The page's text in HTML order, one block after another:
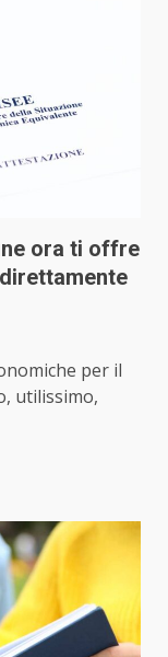
ora ti offre
per il
utilissimo,